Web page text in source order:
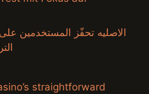
straightforward